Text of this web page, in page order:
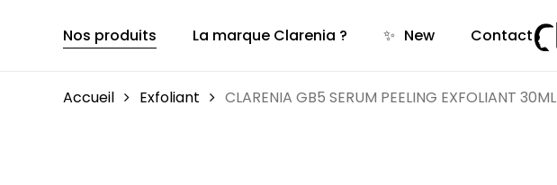
Nos produits La marque Clarenia ? ✨ New Contact
Accueil Exfoliant CLARENIA GB5 SERUM PEELING EXFOLIANT 30ML